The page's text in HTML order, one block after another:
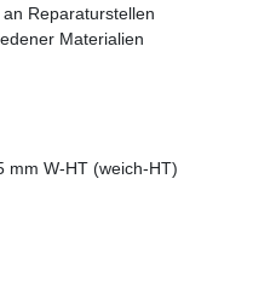
Reparaturstellen
Materialien
mm W-HT (weich-HT)